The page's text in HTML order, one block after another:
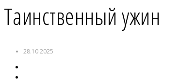
Таинственный ужин
28.10.2025